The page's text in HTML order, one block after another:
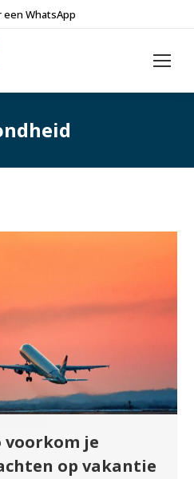
een WhatsApp
voorkom je
op vakantie